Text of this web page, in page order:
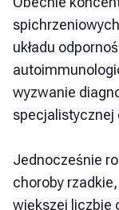
układu
wyzwanie
specjalistycznej
Jednocześnie
choroby
większej liczbie